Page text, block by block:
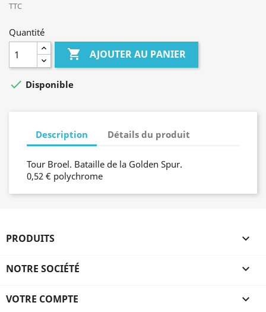
TTC
Quantité
 AJOUTER AU PANIER
 Disponible
Description Détails du produit
Tour Broel. Bataille de la Golden Spur.
0,52 € polychrome
PRODUITS 
NOTRE SOCIÉTÉ 
VOTRE COMPTE 